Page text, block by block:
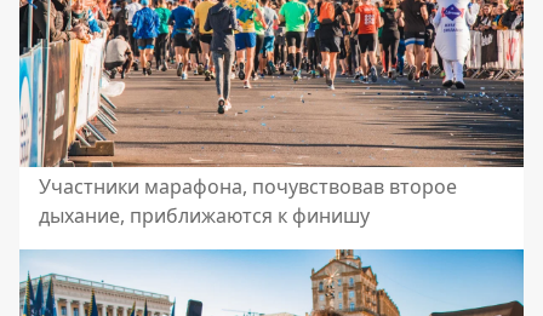
Участники марафона, почувствовав второе
дыхание, приближаются к финишу